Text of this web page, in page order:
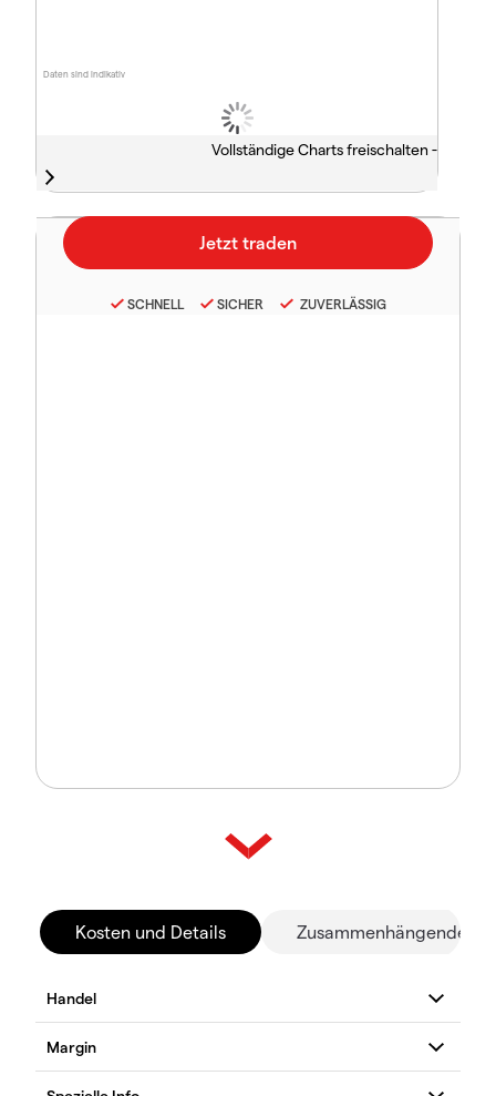
Daten sind indikativ
Vollständige Charts freischalten -
SCHNELL SICHER ZUVERLÄSSIG
Kosten und Details Zusammenhängende